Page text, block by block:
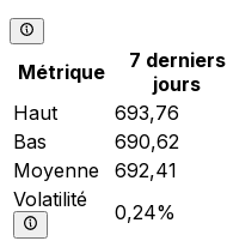
Métrique
7 derniers
jours
Haut
693,76
Bas
690,62
Moyenne
692,41
Volatilité
0,24%